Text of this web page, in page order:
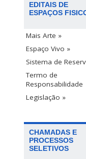
EDITAIS DE
ESPAÇOS
Mais Arte »
Espaço Vivo »
Sistema de
Termo de
Responsabilidade
Legislação »
CHAMADAS E
PROCESSOS
SELETIVOS